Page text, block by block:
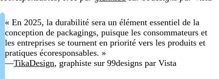
« En 2025, la durabilité sera un élément essentiel de la
conception de packagings, puisque les consommateurs et
les entreprises se tournent en priorité vers les produits et
pratiques écoresponsables. »
—TikaDesign, graphiste sur 99designs par Vista